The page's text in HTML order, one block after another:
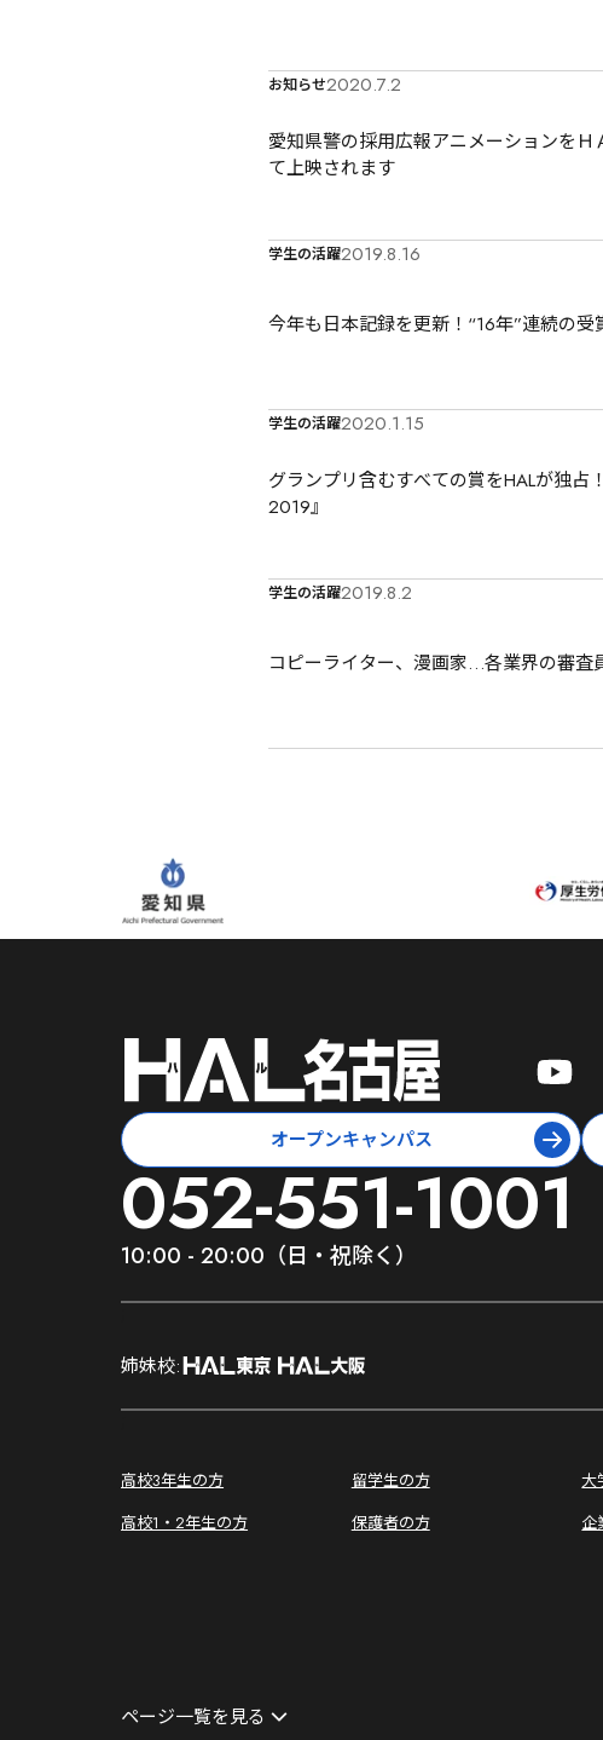
お知らせ2020.7.2
愛知県警の採用広報アニメーションを
て上映されます
学生の活躍2019.8.16
今年も日本記録を更新！“16年”連続の
学生の活躍2020.1.15
グランプリ含むすべての賞をHALが独
2019』
学生の活躍2019.8.2
コピーライター、漫画家…各業界の審査
オープンキャンパス
052-551-1001
10:00 - 20:00（日・祝除く）
;
姉妹校:
;
高校3年生の方 留学生の方 大
高校1・2年生の方
保護者の方 企
ページ一覧を見る